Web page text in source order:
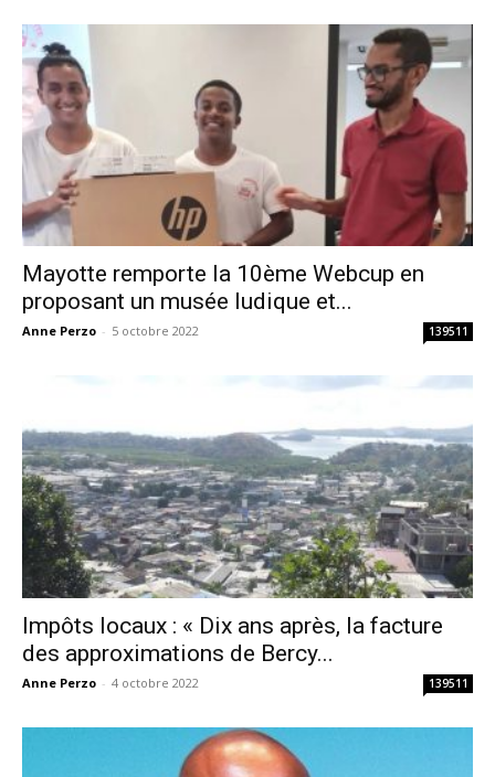
Mayotte remporte la 10ème Webcup en
proposant un musée ludique et...
Anne Perzo - 5 octobre 2022 139511
Impôts locaux : « Dix ans après, la facture
des approximations de Bercy...
Anne Perzo - 4 octobre 2022 139511